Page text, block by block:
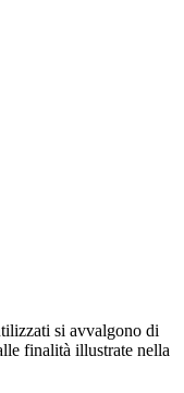
si avvalgono di
finalità illustrate nella